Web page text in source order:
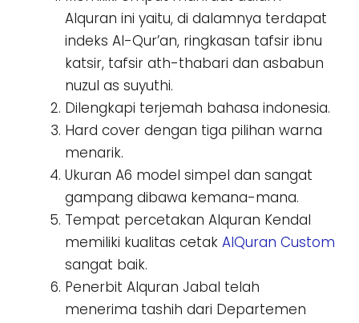
Alquran ini yaitu, di dalamnya terdapat
indeks Al-Qur’an, ringkasan tafsir ibnu
katsir, tafsir ath-thabari dan asbabun
nuzul as suyuthi.
Dilengkapi terjemah bahasa indonesia.
Hard cover dengan tiga pilihan warna
menarik.
Ukuran A6 model simpel dan sangat
gampang dibawa kemana-mana.
Tempat percetakan Alquran Kendal
memiliki kualitas cetak AlQuran Custom
sangat baik.
Penerbit Alquran Jabal telah
menerima tashih dari Departemen